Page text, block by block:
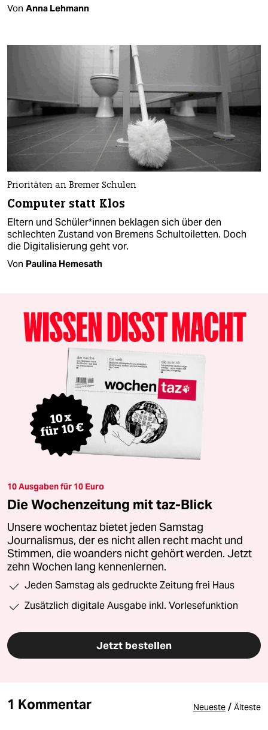
Von Anna Lehmann
Prioritäten an Bremer Schulen
Computer statt Klos
Eltern und Schüler*innen beklagen sich über den
schlechten Zustand von Bremens Schultoiletten. Doch
die Digitalisierung geht vor.
Von Paulina Hemesath
10 Ausgaben für 10 Euro
Die Wochenzeitung mit taz-Blick
Unsere wochentaz bietet jeden Samstag
Journalismus, der es nicht allen recht macht und
Stimmen, die woanders nicht gehört werden. Jetzt
zehn Wochen lang kennenlernen.
Jeden Samstag als gedruckte Zeitung frei Haus
Zusätzlich digitale Ausgabe inkl. Vorlesefunktion
Jetzt bestellen
1 Kommentar Neueste / Älteste